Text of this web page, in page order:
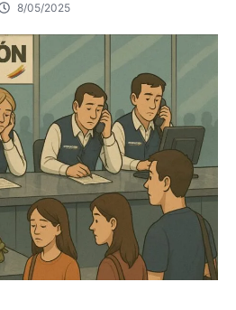
8/05/2025